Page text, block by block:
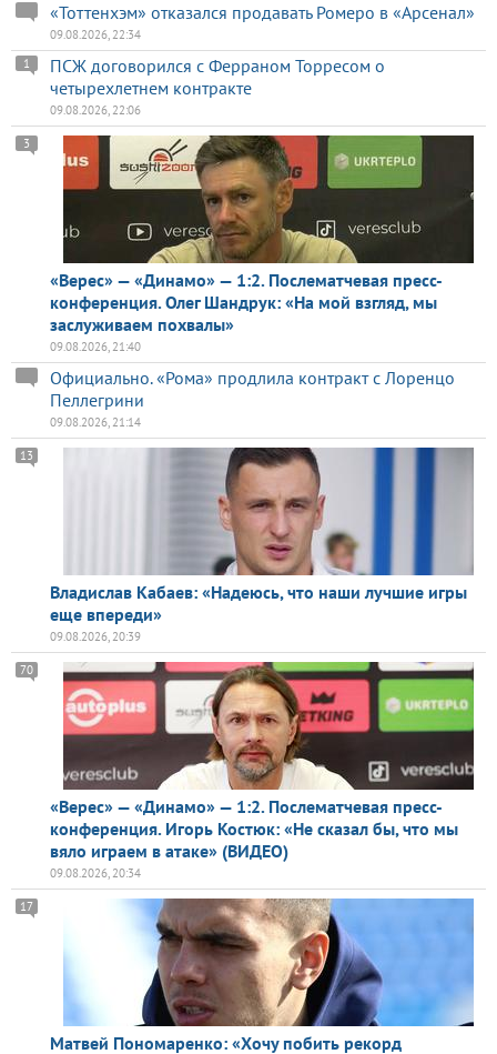
«Тоттенхэм» отказался продавать Ромеро в «Арсенал»
09.08.2026, 22:34
ПСЖ договорился с Ферраном Торресом о
четырехлетнем контракте
1
09.08.2026, 22:06
«Верес» — «Динамо» — 1:2. Послематчевая пресс-
конференция. Олег Шандрук: «На мой взгляд, мы
заслуживаем похвалы»
3
09.08.2026, 21:40
Официально. «Рома» продлила контракт с Лоренцо
Пеллегрини
09.08.2026, 21:14
Владислав Кабаев: «Надеюсь, что наши лучшие игры
еще впереди»
13
09.08.2026, 20:39
«Верес» — «Динамо» — 1:2. Послематчевая пресс-
конференция. Игорь Костюк: «Не сказал бы, что мы
вяло играем в атаке» (ВИДЕО)
70
09.08.2026, 20:34
Матвей Пономаренко: «Хочу побить рекорд
17